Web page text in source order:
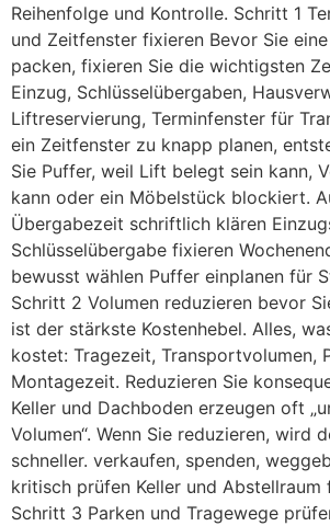
Reihenfolge und Kontrolle. Schritt 1
und Zeitfenster fixieren Bevor Sie
packen, fixieren Sie die wichtigsten
Einzug, Schlüsselübergaben,
Liftreservierung, Terminfenster für
ein Zeitfenster zu knapp planen,
Sie Puffer, weil Lift belegt sein kann,
kann oder ein Möbelstück blockiert.
Übergabezeit schriftlich klären
Schlüsselübergabe fixieren
bewusst wählen Puffer einplanen für
Schritt 2 Volumen reduzieren bevor
ist der stärkste Kostenhebel. Alles,
kostet: Tragezeit, Transportvolumen,
Montagezeit. Reduzieren Sie
Keller und Dachboden erzeugen oft
Volumen“. Wenn Sie reduzieren, wird
schneller. verkaufen, spenden,
kritisch prüfen Keller und Abstellraum
Schritt 3 Parken und Tragewege